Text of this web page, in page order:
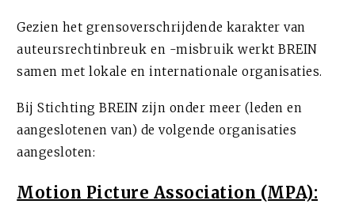
Gezien het grensoverschrijdende karakter van
auteursrechtinbreuk en -misbruik werkt BREIN
samen met lokale en internationale organisaties.
Bij Stichting BREIN zijn onder meer (leden en
aangeslotenen van) de volgende organisaties
aangesloten:
Motion Picture Association (MPA):